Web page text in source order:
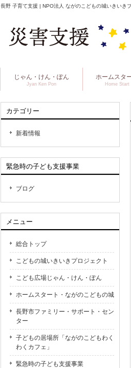
長野 子育て支援 | NPO法人 ながのこどもの城いきいき
じゃん・けん・ぽん
Jyan Ken Pon
ホームスタ
Home Start
カテゴリー
新着情報
緊急時の子ども支援事業
ブログ
メニュー
総合トップ
こどもの城いきいきプロジェクト
こども広場じゃん・けん・ぽん
ホームスタート・ながのこどもの城
長野市ファミリー・サポート・セン
ター
子どもの居場所「ながのこどもわく
わくカフェ」
緊急時の子ども支援事業